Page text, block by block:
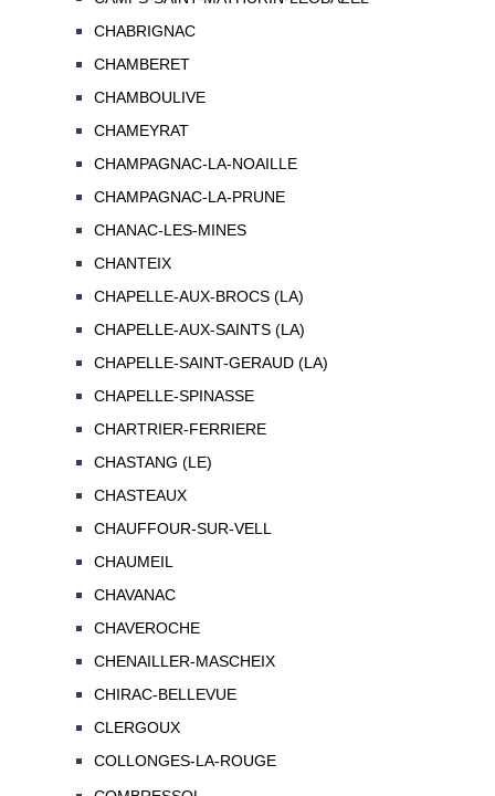
CHABRIGNAC
CHAMBERET
CHAMBOULIVE
CHAMEYRAT
CHAMPAGNAC-LA-NOAILLE
CHAMPAGNAC-LA-PRUNE
CHANAC-LES-MINES
CHANTEIX
CHAPELLE-AUX-BROCS (LA)
CHAPELLE-AUX-SAINTS (LA)
CHAPELLE-SAINT-GERAUD (LA)
CHAPELLE-SPINASSE
CHARTRIER-FERRIERE
CHASTANG (LE)
CHASTEAUX
CHAUFFOUR-SUR-VELL
CHAUMEIL
CHAVANAC
CHAVEROCHE
CHENAILLER-MASCHEIX
CHIRAC-BELLEVUE
CLERGOUX
COLLONGES-LA-ROUGE